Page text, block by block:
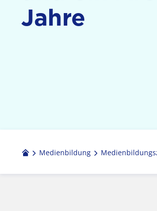
Jahre
Medienbildung